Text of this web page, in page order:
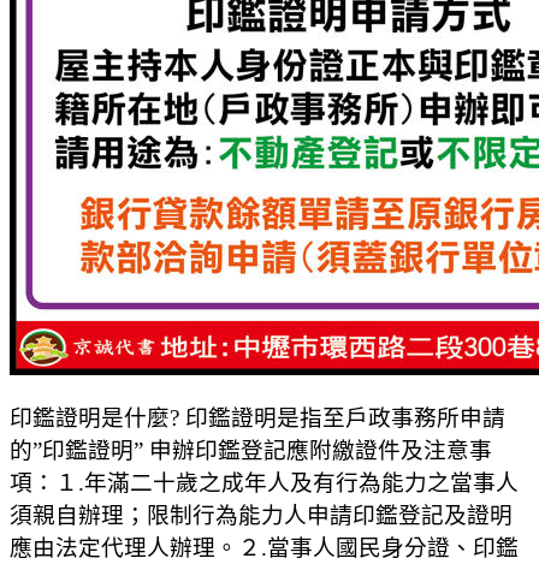
印鑑證明是什麼? 印鑑證明是指至戶政事務所申請
的”印鑑證明” 申辦印鑑登記應附繳證件及注意事
項：１.年滿二十歲之成年人及有行為能力之當事人
須親自辦理；限制行為能力人申請印鑑登記及證明
應由法定代理人辦理。２.當事人國民身分證、印鑑